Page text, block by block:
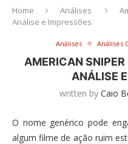
Home Análises
Análise e Impressões
Análises Análises
AMERICAN
ANÁLISE
written by Caio
O nome genérico pode
algum filme de ação ruim